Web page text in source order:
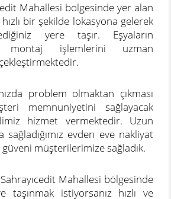
Mahallesi bölgesinde yer alan
hızlı bir şekilde lokasyona gelerek
yere taşır. Eşyaların
işlemlerini uzman
problem olmaktan çıkması
memnuniyetini sağlayacak
hizmet vermektedir. Uzun
sağladığımız evden eve nakliyat
müşterilerimize sağladık.
Mahallesi bölgesinde
taşınmak istiyorsanız hızlı ve